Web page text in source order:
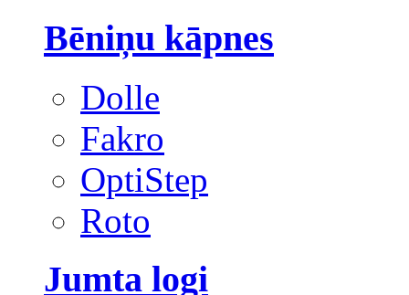
Bēniņu kāpnes
Dolle
Fakro
OptiStep
Roto
Jumta logi